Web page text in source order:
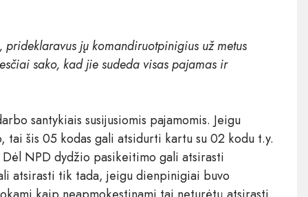
jų komandiruotpinigius už metus
sako, kad jie sudeda visas pajamas ir
santykiais susijusiomis pajamomis. Jeigu
šis 05 kodas gali atsidurti kartu su 02 kodu t.y.
NPD dydžio pasikeitimo gali atsirasti
atsirasti tik tada, jeigu dienpinigiai buvo